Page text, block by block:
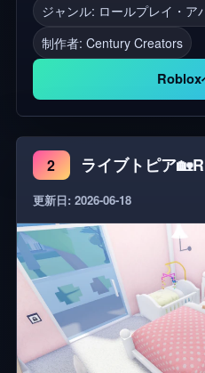
で特別な旅に出る準備をしましょ
れてありがとう！グループ
てね！ ジャンル：ロールプレイ、RP、タウン&シテ
ィ、ハングアウト、探索。
ジャンル: ロールプレイ・ア
制作者: Century Creators
Roblox
2 ライブトピア
更新日: 2026-06-18